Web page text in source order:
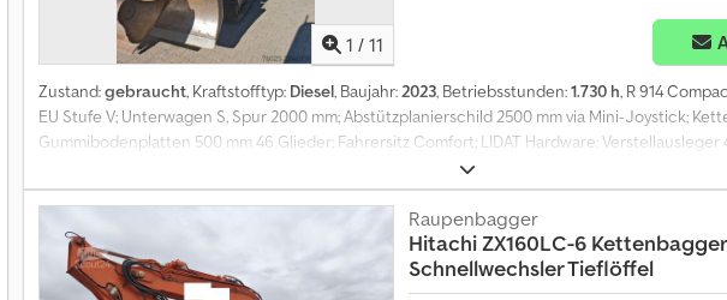
1 / 11
Zustand:gebraucht, Kraftstofftyp: Diesel, Baujahr:2023, Betriebsstunden:1.730 h, R 914
EU Stufe V; Unterwagen S, Spur 2000 mm; Abstützplanierschild 2500 mm via Mini-Joystick;
Gummibodenplatten 500 mm 46 Glieder; Fahrersitz Comfort; LIDAT Hardware; Verstellausleger
Rohrbruchsicherung Hubzylinder; Rohrbruchsicherung Stielzylinder; Löffelstiel 2,45 m; Pack
Surround LED+; Hydraulik für Hammer, Scheren und Greifer; Schnellwechsler LIKUFIX 48; Inkl.
Grabenräumlöffel; = Weitere Informationen = Leergewicht: 19.000 kg Seriennummer: 1511/
EXW Credpezq A Ddsfx Ak Dsf Produktionsland: FR Wenden Sie sich an Frank Beck, um weitere
erhalten.
Raupenbagger
HitachiZX160LC-6 Kettenbagger
Schnellwechsler Tieflöffel